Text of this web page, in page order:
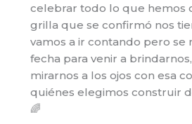
celebrar todo lo que hemos
grilla que se confirmó nos
vamos a ir contando pero se
fecha para venir a
mirarnos a los ojos con esa
quiénes elegimos construir
🌈